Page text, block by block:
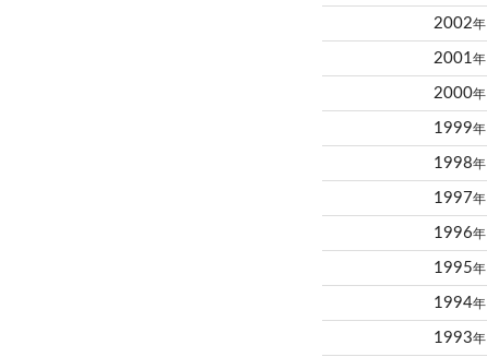
2002年
2001 年
2000年
1999年
1998年
1997年
1996年
1995年
1994年
1993年